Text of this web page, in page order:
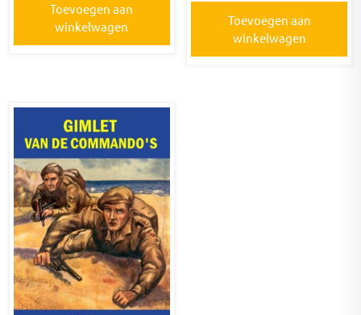
Toevoegen aan
winkelwagen
Toevoegen aan
winkelwagen